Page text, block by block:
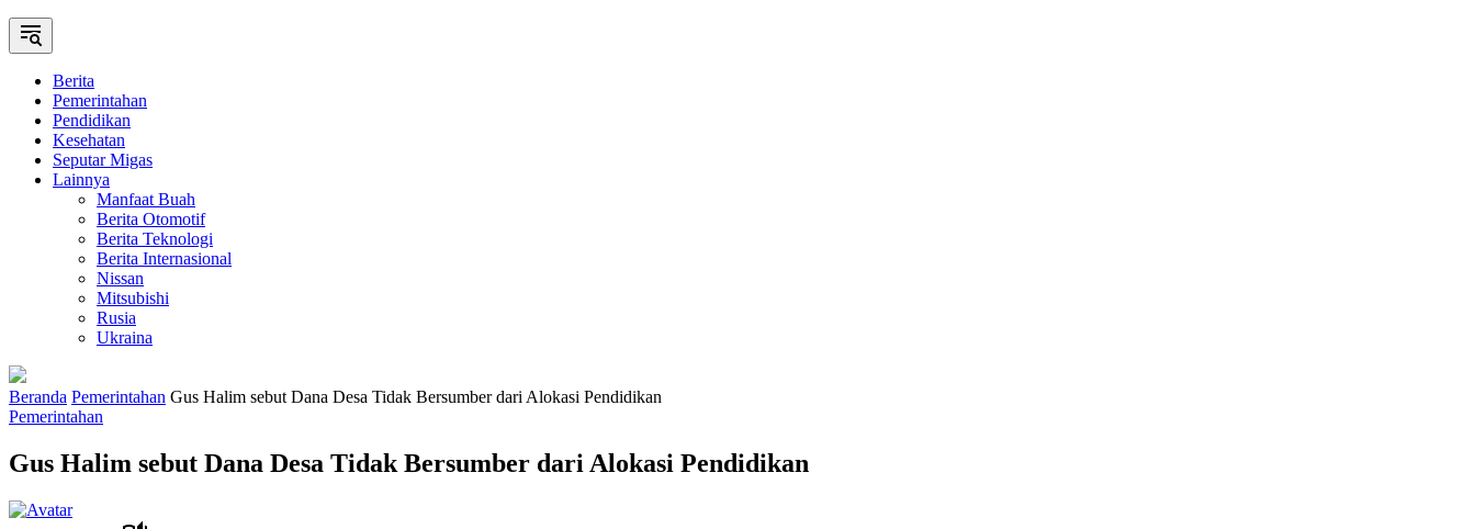
Berita
Pemerintahan
Pendidikan
Kesehatan
Seputar Migas
Lainnya
Manfaat Buah
Berita Otomotif
Berita Teknologi
Berita Internasional
Nissan
Mitsubishi
Rusia
Ukraina
Beranda Pemerintahan Gus Halim sebut Dana Desa Tidak Bersumber dari Alokasi Pendidikan
Pemerintahan
Gus Halim sebut Dana Desa Tidak Bersumber dari Alokasi Pendidikan